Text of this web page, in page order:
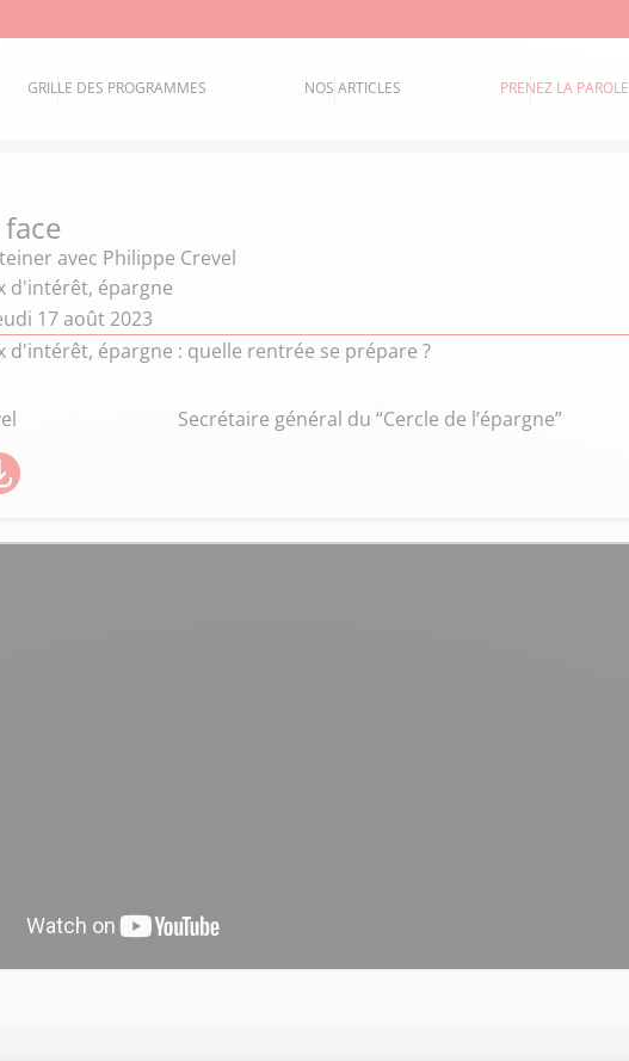
GRILLE DES PROGRAMMES NOS ARTICLES PRENEZ LA PAROLE
avec Philippe Crevel
d'intérêt, épargne
17 août 2023
d'intérêt, épargne : quelle rentrée se prépare ?
Secrétaire général du “Cercle de l’épargne”